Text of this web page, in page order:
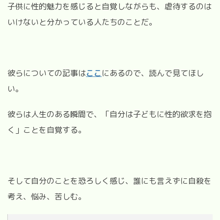
子供に性的魅力を感じると自覚しながらも、虐待するのは
いけないと分かっている人たちのことだ。
彼らについての記事はここにあるので、読んで見てほし
い。
彼らは人生のある瞬間で、「自分は子どもに性的欲求を抱
く」ことを自覚する。
そして自分のことを恐ろしく感じ、誰にも言えずに自殺を
考え、悩み、苦しむ。